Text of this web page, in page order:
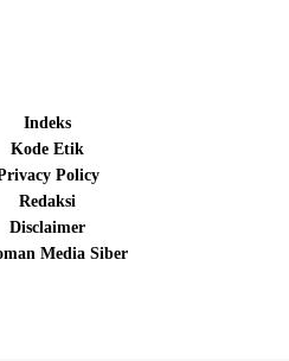
Indeks
Kode Etik
Policy
Redaksi
Disclaimer
Media Siber